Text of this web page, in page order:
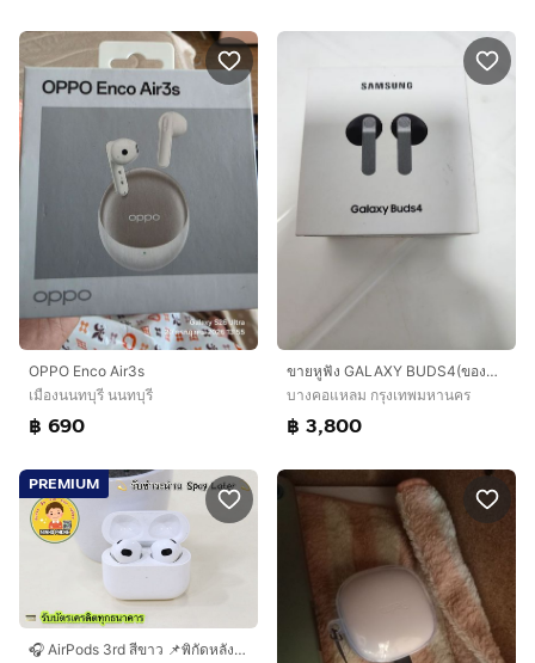
OPPO Enco Air3s
เมืองนนทบุรี นนทบุรี
฿ 690
ขายหูฟัง GALAXY BUDS4(ของแท้)
บางคอแหลม กรุงเทพมหานคร
฿ 3,800
PREMIUM
🎧 AirPods 3rd สีขาว 📌พิกัดหลัง มข. โนนม่วง